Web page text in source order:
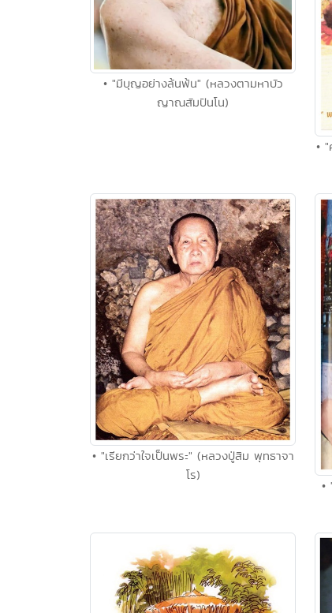
• "มีบุญอย่างล้นพ้น" (หลวงตามหาบัว
ญาณสัมปันโน)
•
• "เรียกว่าใจเป็นพระ" (หลวงปู่สิม พุทธาจา
โร)
•